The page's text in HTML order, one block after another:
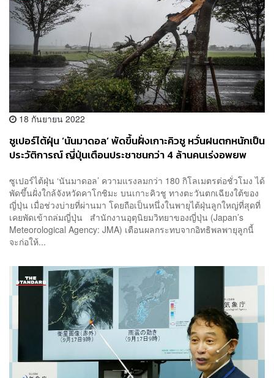
18 กันยายน 2022
ซูเปอร์ไต้ฝุ่น ‘นันมาดอล’ พัดขึ้นฝั่งเกาะคิวชู หวั่นฝนตกหนักเป็น
ประวัติการณ์ ญี่ปุ่นเตือนประชาชนกว่า 4 ล้านคนเร่งอพยพ
ซูเปอร์ไต้ฝุ่น ‘นันมาดอล’ ความแรงลมกว่า 180 กิโลเมตรต่อชั่วโมง ได้
พัดขึ้นฝั่งใกล้จังหวัดคาโกชิมะ บนเกาะคิวชู ทางตะวันตกเฉียงใต้ของ
ญี่ปุ่น เมื่อช่วงบ่ายที่ผ่านมา โดยถือเป็นหนึ่งในพายุไต้ฝุ่นลูกใหญ่ที่สุดที่
เคยพัดเข้าถล่มญี่ปุ่น สำนักงานอุตุนิยมวิทยาของญี่ปุ่น (Japan’s
Meteorological Agency: JMA) เตือนผลกระทบจากอิทธิพลพายุลูกนี้
จะก่อให้...